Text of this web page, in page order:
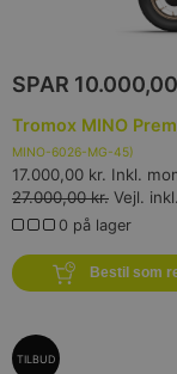
SPAR
Tromox MINO
MINO-6026-MG-45)
17.000,00 kr. Inkl.
27.000,00 kr. Vejl.
0 på lager
Bestil som
TILBUD